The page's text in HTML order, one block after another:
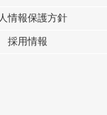
しています。
提供した他の情報や、
集した他の情報を組み
情報保護方針
採用情報